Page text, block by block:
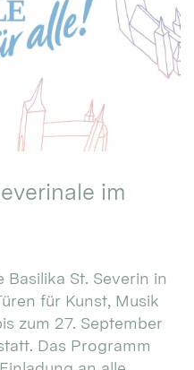
im
St. Severin in
für Kunst, Musik
zum 27. September
Das Programm